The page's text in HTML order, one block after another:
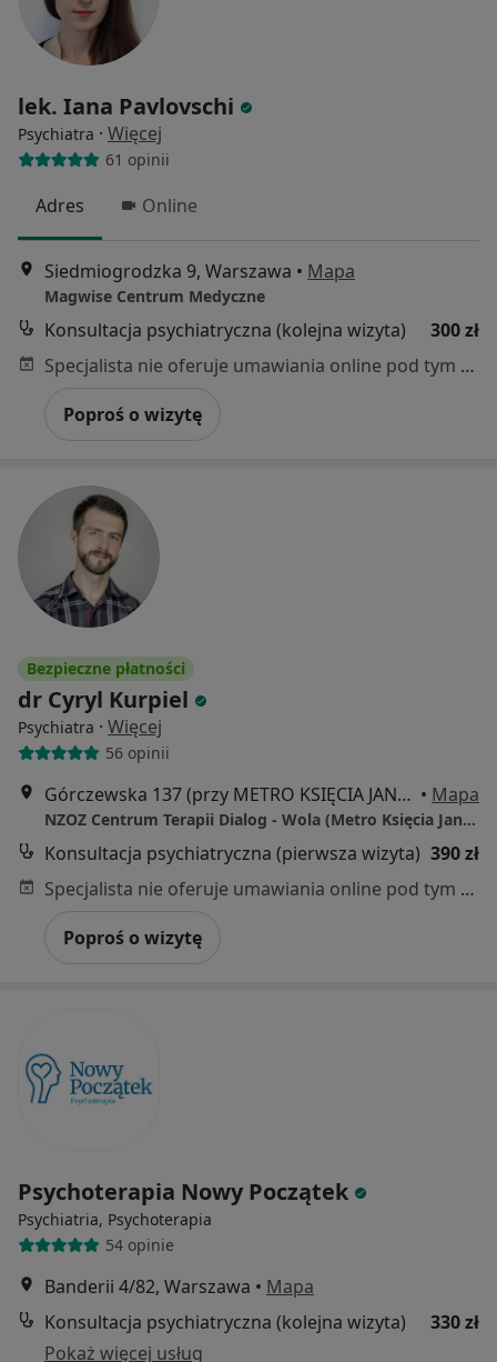
lek. Iana Pavlovschi
Psychiatra · Więcej
61 opinii
Adres Online
Siedmiogrodzka 9, Warszawa • Mapa
Magwise Centrum Medyczne
Konsultacja psychiatryczna (kolejna wizyta)
300 zł
Specjalista nie oferuje umawiania online pod tym adresem.
Poproś o wizytę
Bezpieczne płatności
dr Cyryl Kurpiel
Psychiatra · Więcej
56 opinii
Górczewska 137 (przy METRO KSIĘCIA JANUSZA), Warszawa • Mapa
NZOZ Centrum Terapii Dialog - Wola (Metro Księcia Janusza)
Konsultacja psychiatryczna (pierwsza wizyta) 390 zł
Specjalista nie oferuje umawiania online pod tym adresem.
Poproś o wizytę
Psychoterapia Nowy Początek
Psychiatria, Psychoterapia
54 opinie
Banderii 4/82, Warszawa • Mapa
Konsultacja psychiatryczna (kolejna wizyta)
330 zł
Pokaż więcej usług